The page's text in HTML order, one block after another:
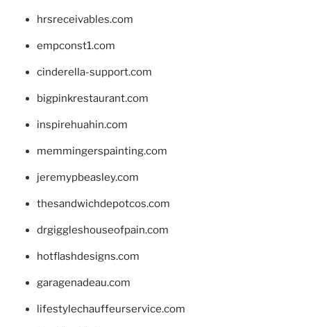
hrsreceivables.com
empconst1.com
cinderella-support.com
bigpinkrestaurant.com
inspirehuahin.com
memmingerspainting.com
jeremypbeasley.com
thesandwichdepotcos.com
drgiggleshouseofpain.com
hotflashdesigns.com
garagenadeau.com
lifestylechauffeurservice.com